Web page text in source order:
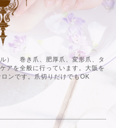
） 巻き爪、肥厚爪、変形爪、タ
アを全般に行っています。大阪を
ンです。爪切りだけでもOK